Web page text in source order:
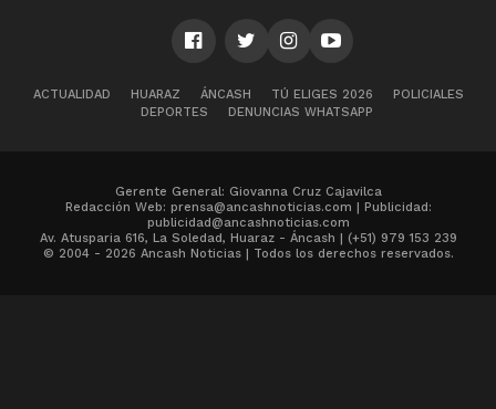
ACTUALIDAD HUARAZ ÁNCASH TÚ ELIGES 2026
POLICIALES
DEPORTES
DENUNCIAS WHATSAPP
Gerente General: Giovanna Cruz Cajavilca
Redacción Web: prensa@ancashnoticias.com | Publicidad:
publicidad@ancashnoticias.com
Av. Atusparia 616, La Soledad, Huaraz - Áncash | (+51) 979 153 239
© 2004 - 2026 Ancash Noticias | Todos los derechos reservados.